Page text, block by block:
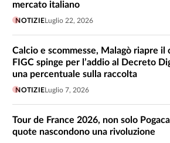
mercato italiano
NOTIZIELuglio 22, 2026
Calcio e scommesse, Malagò riapre il
FIGC spinge per l’addio al Decreto
una percentuale sulla raccolta
NOTIZIELuglio 7, 2026
Tour de France 2026, non solo
quote nascondono una rivoluzione